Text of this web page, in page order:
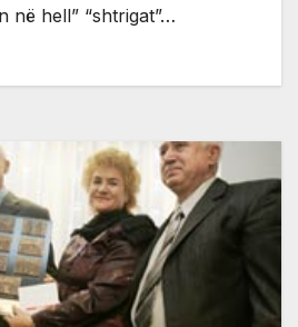
në hell” “shtrigat”…